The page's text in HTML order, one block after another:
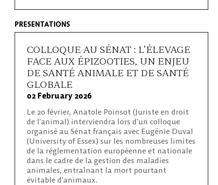
PRESENTATIONS
COLLOQUE AU SÉNAT : L’ÉLEVAGE
FACE AUX ÉPIZOOTIES, UN ENJEU
DE SANTÉ ANIMALE ET DE SANTÉ
GLOBALE
02 February 2026
Le 20 février, Anatole Poinsot (Juriste en droit
de l’animal) interviendra lors d’un colloque
organisé au Sénat français avec Eugénie Duval
(University of Essex) sur les nombreuses limites
de la réglementation européenne et nationale
dans le cadre de la gestion des maladies
animales, entraînant la mort pourtant
évitable d’animaux.